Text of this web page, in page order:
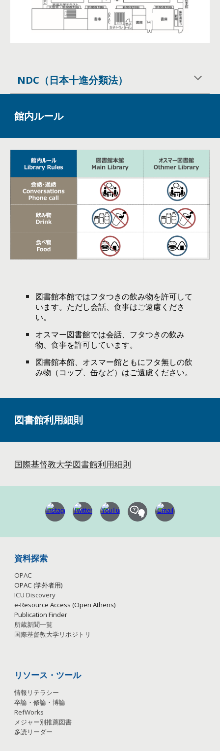
NDC（日本十進分類法）
館内ルール
図書館本館ではフタつきの飲み物を許可して
います。ただし会話、食事はご遠慮くださ
い。
オスマー図書館では会話、フタつきの飲み
物、食事を許可しています。
図書館本館、オスマー館ともにフタ無しの飲
み物（コップ、缶など）はご遠慮ください。
図書館利用細則
国際基督教大学図書館利用細則
資料探索
OPAC
OPAC (学外者用)
ICU Discovery
e-Resource Access (Open Athens)
Publication Finder
所蔵新聞一覧
国際基督教大学リポジトリ
リソース・ツール
情報リテラシー
卒論・修論・博論
RefWorks
メジャー別推薦図書
多読リーダー